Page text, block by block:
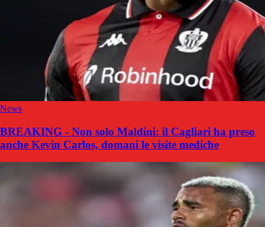
News
BREAKING - Non solo Maldini: il Cagliari ha preso
anche Kevin Carlos, domani le visite mediche